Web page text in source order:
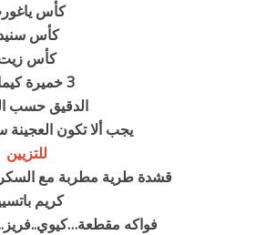
كأس
كأس
كأس
3 خميرة كيماوية
الدقيق حسب
يجب ألا تكون العجينة
للتزيين
قشدة طرية مطربة مع
كريم
فواكه